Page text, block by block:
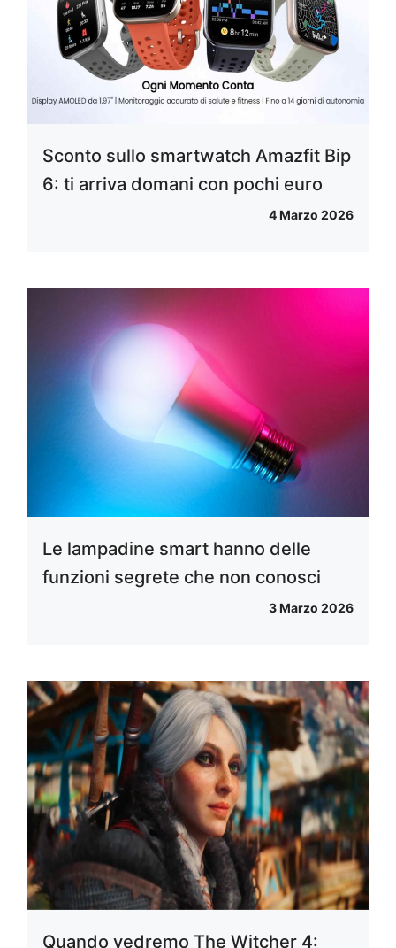
Sconto sullo smartwatch Amazfit Bip
6: ti arriva domani con pochi euro
4 Marzo 2026
Le lampadine smart hanno delle
funzioni segrete che non conosci
3 Marzo 2026
Quando vedremo The Witcher 4: